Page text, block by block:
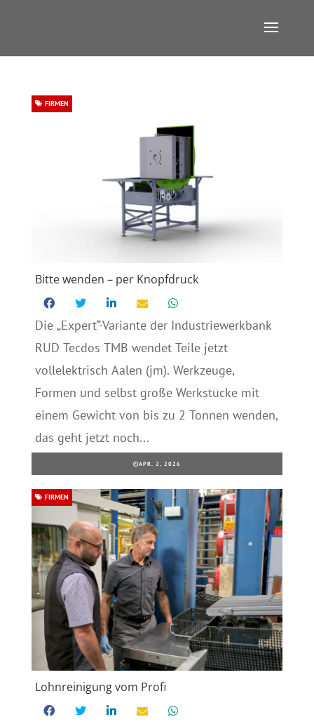
Bitte wenden – per Knopfdruck
FIRMEN
Die „Expert“-Variante der Industriewerkbank
RUD Tecdos TMB wendet Teile jetzt
vollelektrisch Aalen (jm). Werkzeuge,
Formen und selbst große Werkstücke mit
einem Gewicht von bis zu 2 Tonnen wenden,
das geht jetzt noch...
APR. 2, 2026
Lohnreinigung vom Profi
FIRMEN